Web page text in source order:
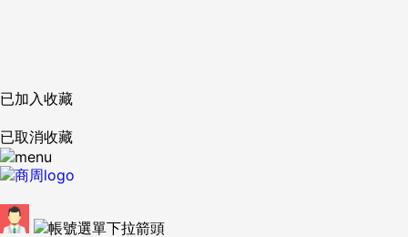
已加入收藏
已取消收藏